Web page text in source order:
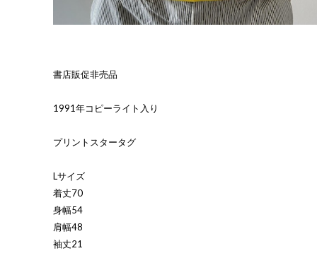
書店販促非売品
1991年コピーライト入り
プリントスタータグ
Lサイズ
着丈70
身幅54
肩幅48
袖丈21